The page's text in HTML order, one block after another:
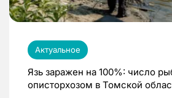
Актуальное
Язь заражен на 100%: число
описторхозом в Томской